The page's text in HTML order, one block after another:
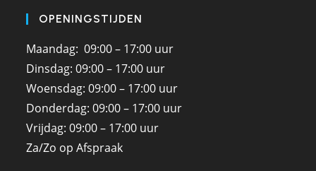
OPENINGSTIJDEN
Maandag: 09:00 – 17:00 uur
Dinsdag: 09:00 – 17:00 uur
Woensdag: 09:00 – 17:00 uur
Donderdag: 09:00 – 17:00 uur
Vrijdag: 09:00 – 17:00 uur
Za/Zo op Afspraak